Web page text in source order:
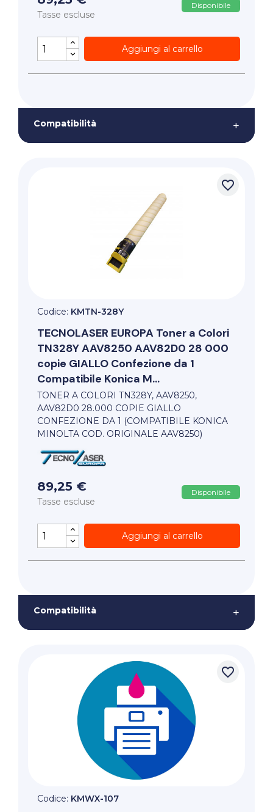
Tasse escluse
Disponibile
Aggiungi al carrello
Compatibilità +
favorite_border
Codice: KMTN-328Y
TECNOLASER EUROPA Toner a Colori
TN328Y AAV8250 AAV82D0 28 000
copie GIALLO Confezione da 1
Compatibile Konica M...
TONER A COLORI TN328Y, AAV8250,
AAV82D0 28.000 COPIE GIALLO
CONFEZIONE DA 1 (COMPATIBILE KONICA
MINOLTA COD. ORIGINALE AAV8250)
89,25 €
Tasse escluse
Disponibile
Aggiungi al carrello
Compatibilità +
favorite_border
Codice: KMWX-107